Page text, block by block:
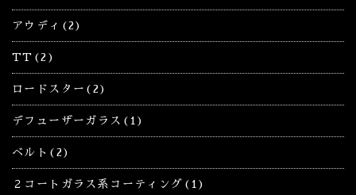
アウディ(2)
TT(2)
ロードスター(2)
デフューザーガラス(1)
ベルト(2)
２コートガラス系コーティング(1)